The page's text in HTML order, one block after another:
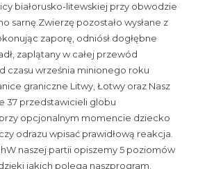
białorusko-litewskiej przy obwodzie
sarnę.Zwierzę pozostało wysłane z
zaporę, odniósł dogłębne
zaplątany w całej przewód
czasu września minionego roku
graniczne Litwy, Łotwy oraz Nasz
37 przedstawicieli globu
opcjonalnym momencie dziecko
odrazu wpisać prawidłową reakcja.
naszej partii opiszemy 5 poziomów
jakich polega naszprogram.